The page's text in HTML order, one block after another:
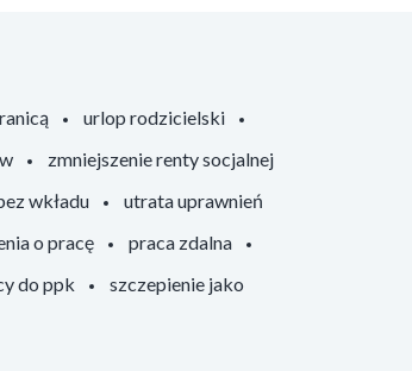
urlop rodzicielski
zmniejszenie renty socjalnej
wkładu
utrata uprawnień
o pracę
praca zdalna
do ppk
szczepienie jako